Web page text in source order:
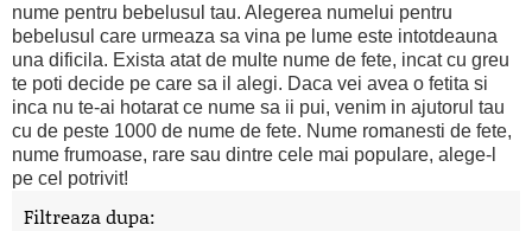
nume pentru bebelusul tau. Alegerea numelui pentru
bebelusul care urmeaza sa vina pe lume este intotdeauna
una dificila. Exista atat de multe nume de fete, incat cu greu
te poti decide pe care sa il alegi. Daca vei avea o fetita si
inca nu te-ai hotarat ce nume sa ii pui, venim in ajutorul tau
cu de peste 1000 de nume de fete. Nume romanesti de fete,
nume frumoase, rare sau dintre cele mai populare, alege-l
pe cel potrivit!
Filtreaza dupa: